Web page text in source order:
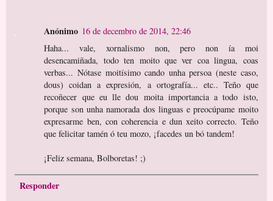
Anónimo 16 de decembro de 2014, 22:46
Haha... vale, xornalismo non, pero non ía moi
desencamiñada, todo ten moito que ver coa lingua, coas
verbas... Nótase moitísimo cando unha persoa (neste caso,
dous) coidan a expresión, a ortografía... etc.. Teño que
recoñecer que eu lle dou moita importancia a todo isto,
porque son unha namorada dos linguas e preocúpame moito
expresarme ben, con coherencia e dun xeito correcto. Teño
que felicitar tamén ó teu mozo, ¡facedes un bó tandem!
¡Feliz semana, Bolboretas! ;)
Responder